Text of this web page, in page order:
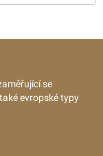
se
evropské typy